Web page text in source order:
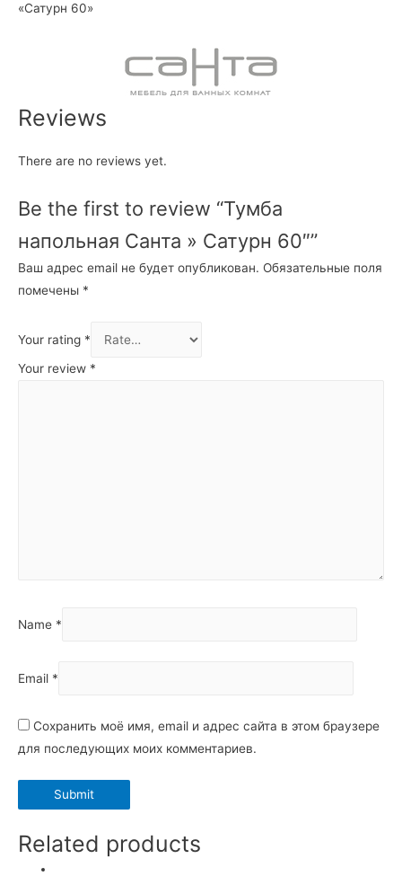
«Сатурн 60»
Reviews
There are no reviews yet.
Be the first to review “Тумба
напольная Санта » Сатурн 60″”
Ваш адрес email не будет опубликован. Обязательные поля
помечены *
Your rating *
Your review *
Name *
Email *
Сохранить моё имя, email и адрес сайта в этом браузере
для последующих моих комментариев.
Related products